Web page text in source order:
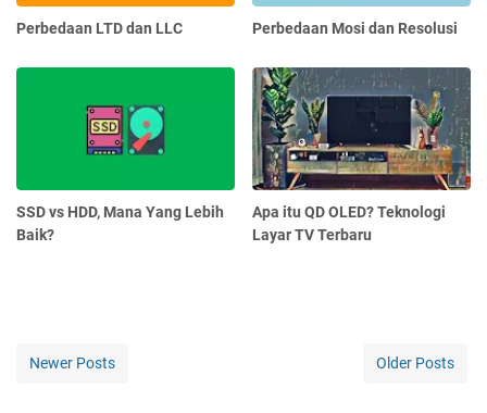
Perbedaan LTD dan LLC Perbedaan Mosi dan Resolusi
SSD vs HDD, Mana Yang Lebih
Baik?
Apa itu QD OLED? Teknologi
Layar TV Terbaru
Newer Posts Older Posts